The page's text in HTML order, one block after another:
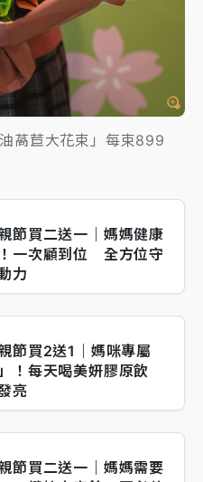
萵苣大花束」每束899
節買二送一｜媽媽健康
一次顧到位 全方位守
力
節買2送1｜媽咪專屬
」！每天喝美妍膠原飲
亮
節買二送一｜媽媽需要